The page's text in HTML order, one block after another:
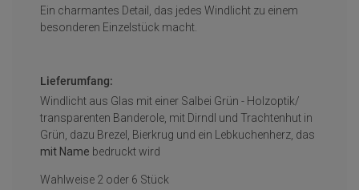
Ein charmantes Detail, das jedes Windlicht zu einem
besonderen Einzelstück macht.
Lieferumfang:
Windlicht aus Glas mit einer Salbei Grün - Holzoptik/
transparenten Banderole, mit Dirndl und Trachtenhut in
Grün, dazu Brezel, Bierkrug und ein Lebkuchenherz, das
mit Name bedruckt wird
Wahlweise 2 oder 6 Stück